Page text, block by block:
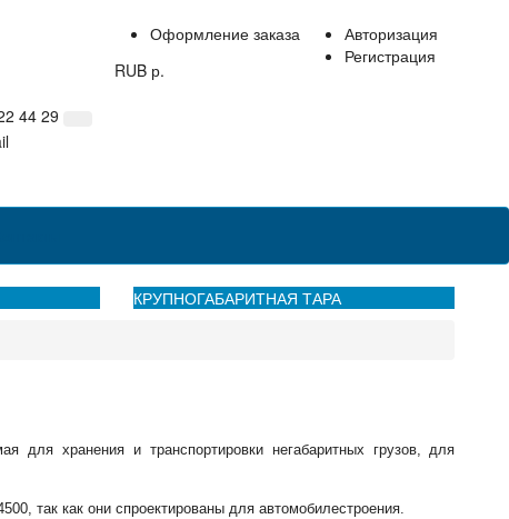
Авторизация
Регистрация
Оформление заказа
RUB р.
44 29
КРУПНОГАБАРИТНАЯ ТАРА
хранения и транспортировки негабаритных грузов, для
так как они спроектированы для автомобилестроения.